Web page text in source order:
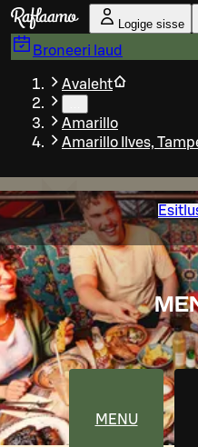
Liigu peamise sisu juurde
Logige sisse
Broneeri laud
Avaleht
Amarillo
Amarillo Ilves,
MENU